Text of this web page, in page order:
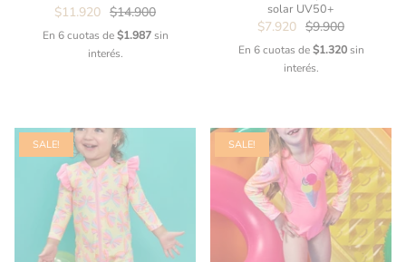
$11.920 $14.900
En 6 cuotas de$1.987sin
interés.
solar UV50+
$7.920 $9.900
En 6 cuotas de$1.320sin
interés.
SALE! SALE!